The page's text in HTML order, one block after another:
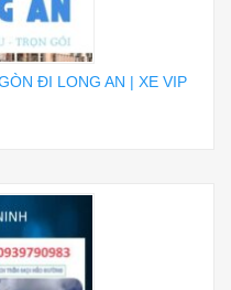
ĐI LONG AN | XE VIP